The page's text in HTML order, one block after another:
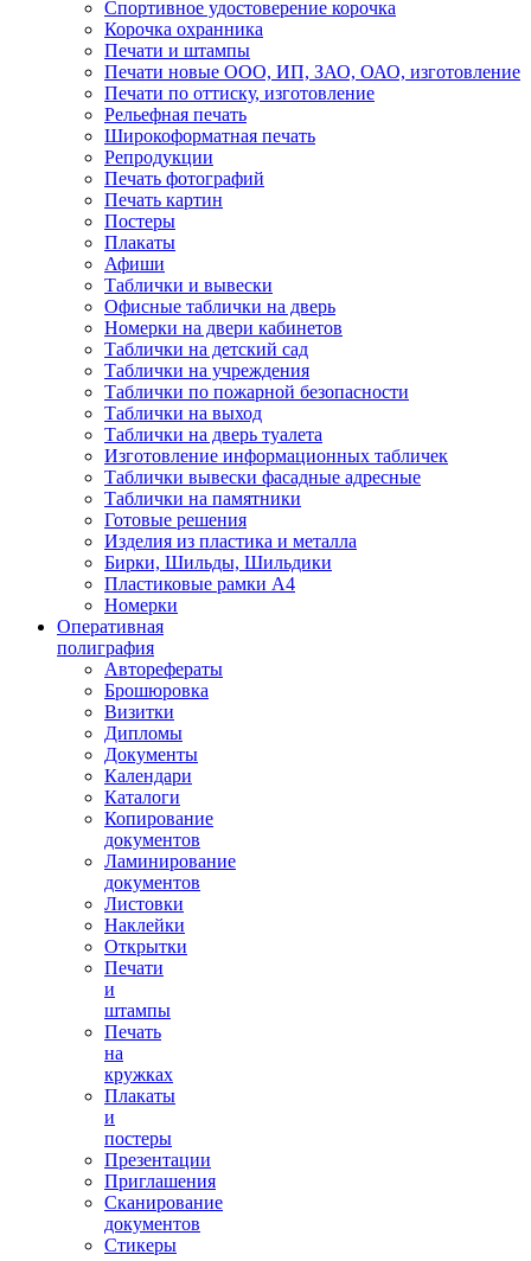
Спортивное удостоверение корочка
Корочка охранника
Печати и штампы
Печати новые ООО, ИП, ЗАО, ОАО, изготовление
Печати по оттиску, изготовление
Рельефная печать
Широкоформатная печать
Репродукции
Печать фотографий
Печать картин
Постеры
Плакаты
Афиши
Таблички и вывески
Офисные таблички на дверь
Номерки на двери кабинетов
Таблички на детский сад
Таблички на учреждения
Таблички по пожарной безопасности
Таблички на выход
Таблички на дверь туалета
Изготовление информационных табличек
Таблички вывески фасадные адресные
Таблички на памятники
Готовые решения
Изделия из пластика и металла
Бирки, Шильды, Шильдики
Пластиковые рамки А4
Номерки
Оперативная
полиграфия
Авторефераты
Брошюровка
Визитки
Дипломы
Документы
Календари
Каталоги
Копирование
документов
Ламинирование
документов
Листовки
Наклейки
Открытки
Печати
и
штампы
Печать
на
кружках
Плакаты
и
постеры
Презентации
Приглашения
Сканирование
документов
Стикеры